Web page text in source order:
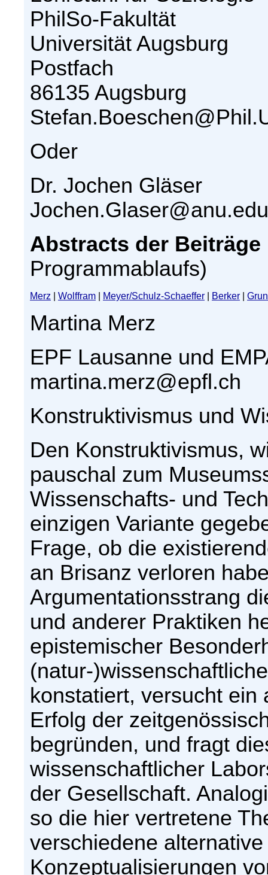
PhilSo-Fakultät
Universität Augsburg
Postfach
86135 Augsburg
Oder
Dr. Jochen Gläser
Abstracts der Beiträge
Programmablaufs)
Merz Wolffram Meyer/Schulz-Schaeffer Berker
Martina Merz
EPF Lausanne und
martina.merz@epfl.ch
Konstruktivismus und
Den Konstruktivismus,
pauschal zum
Wissenschafts- und
einzigen Variante
Frage, ob die
an Brisanz verloren
Argumentationsstrang
und anderer Praktiken
epistemischer
(natur-
konstatiert, versucht
Erfolg der
begründen, und fragt
wissenschaftlicher
der Gesellschaft.
so die hier vertretene
verschiedene
Konzeptualisierungen